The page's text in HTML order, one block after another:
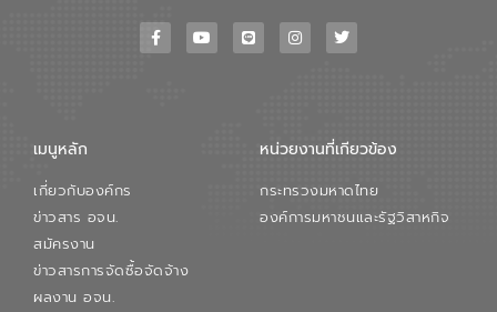
เพื่อสนับสนุนการพัฒนาเมืองอย่างยั่งยืน
ขณะที่ นายบดินทร์ อุดล กรรมการผู้อำนวย
สมดุลทางเศรษฐกิจและสิ่งแวดล้อมได้อย่าง
ภาคเอกชนในครั้งนี้ นับเป็นก้าวสำคัญของ
องค์การจัดการน้ำเสีย (อจน.) ในการร่วมวาง
เมนูหลัก
เกี่ยวกับองค์กร
ข่าวสาร อจน.
สมัครงาน
ข่าวสารการจัดซื้อจัดจ้าง
ผลงาน อจน.
หน่วยงานที่เกียวข้อง
กระทรวงมหาดไทย
องค์การมหาชนและรัฐวิสาหกิจ